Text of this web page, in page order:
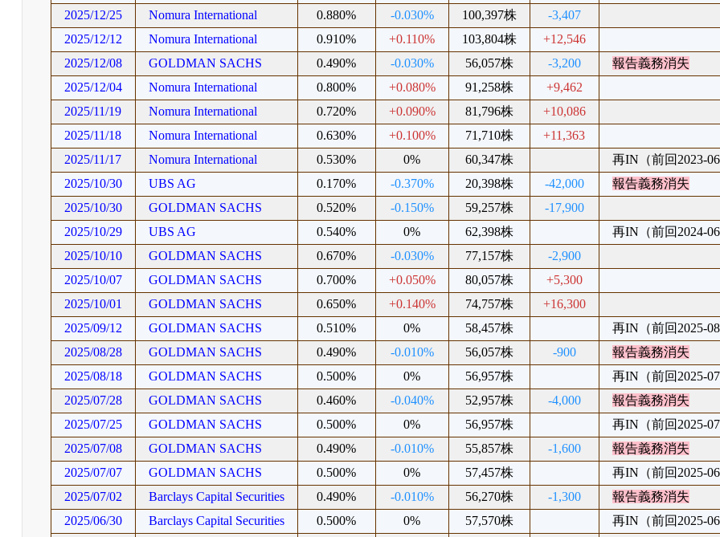
2025/12/25
Nomura International 0.880% -0.030% 100,397株
-3,407
2025/12/12
Nomura International 0.910% +0.110% 103,804株
+12,546
2025/12/08
GOLDMAN SACHS 0.490% -0.030% 56,057株 -3,200
報告義務消失
2025/12/04
Nomura International 0.800% +0.080% 91,258株
+9,462
2025/11/19
Nomura International 0.720% +0.090% 81,796株
+10,086
2025/11/18
Nomura International 0.630% +0.100% 71,710株
+11,363
2025/11/17
Nomura International 0.530% 0% 60,347株
再IN（前回2023-
2025/10/30
UBS AG 0.170% -0.370% 20,398株 -42,000
報告義務消失
2025/10/30
GOLDMAN SACHS 0.520% -0.150% 59,257株
-17,900
2025/10/29
UBS AG 0.540% 0% 62,398株
再IN（前回2024-
2025/10/10
GOLDMAN SACHS 0.670% -0.030% 77,157株
-2,900
2025/10/07
GOLDMAN SACHS 0.700% +0.050% 80,057株
+5,300
2025/10/01
GOLDMAN SACHS 0.650% +0.140% 74,757株
+16,300
2025/09/12
GOLDMAN SACHS 0.510% 0% 58,457株
再IN（前回2025-
2025/08/28
GOLDMAN SACHS 0.490% -0.010% 56,057株 -900
報告義務消失
2025/08/18
GOLDMAN SACHS 0.500% 0% 56,957株
再IN（前回2025-
2025/07/28
GOLDMAN SACHS 0.460% -0.040% 52,957株 -4,000
報告義務消失
2025/07/25
GOLDMAN SACHS 0.500% 0% 56,957株
再IN（前回2025-
2025/07/08
GOLDMAN SACHS 0.490% -0.010% 55,857株 -1,600
報告義務消失
2025/07/07
GOLDMAN SACHS 0.500% 0% 57,457株
再IN（前回2025-
2025/07/02
Barclays Capital Securities 0.490% -0.010% 56,270株 -1,300
報告義務消失
2025/06/30
Barclays Capital Securities 0.500% 0% 57,570株
再IN（前回2025-